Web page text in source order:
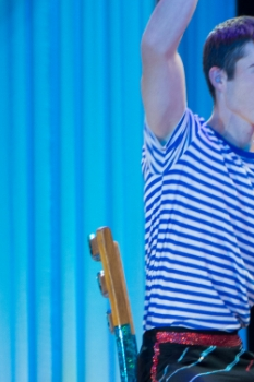
Новости
ОТЧЕТЫ ГКЦ